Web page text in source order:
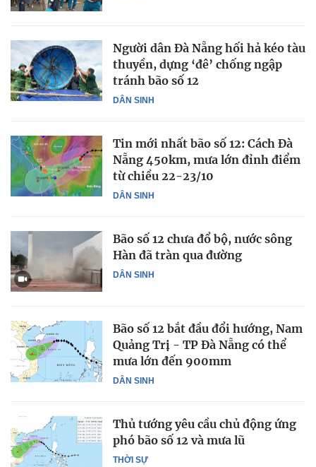
DÂN SINH
Người dân Đà Nẵng hối hả kéo tàu
thuyền, dựng ‘đê’ chống ngập
tránh bão số 12
DÂN SINH
Tin mới nhất bão số 12: Cách Đà
Nẵng 450km, mưa lớn đỉnh điểm
từ chiều 22-23/10
DÂN SINH
Bão số 12 chưa đổ bộ, nước sông
Hàn đã tràn qua đường
DÂN SINH
Bão số 12 bắt đầu đổi hướng, Nam
Quảng Trị - TP Đà Nẵng có thể
mưa lớn đến 900mm
THỜI SỰ
Thủ tướng yêu cầu chủ động ứng
phó bão số 12 và mưa lũ